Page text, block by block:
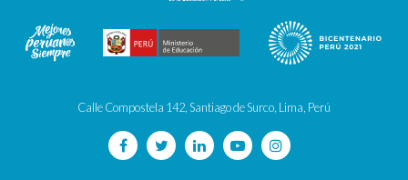
Calle Compostela 142, Santiago de Surco, Lima, Perú